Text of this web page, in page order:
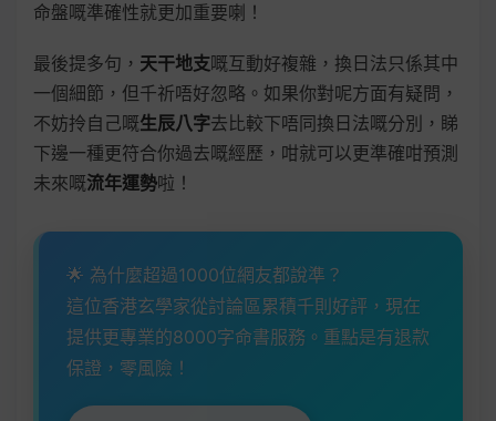
命盤嘅準確性就更加重要喇！
最後提多句， 天干地支嘅互動好複雜，換日法只係其中
一個細節，但千祈唔好忽略。如果你對呢方面有疑問，
不妨拎自己嘅生辰八字去比較下唔同換日法嘅分別，睇
下邊一種更符合你過去嘅經歷，咁就可以更準確咁預測
未來嘅流年運勢啦！
🌟 為什麼超過1000位網友都說準？
這位香港玄學家從討論區累積千則好評，現在
提供更專業的8000字命書服務。重點是有退款
保證，零風險！